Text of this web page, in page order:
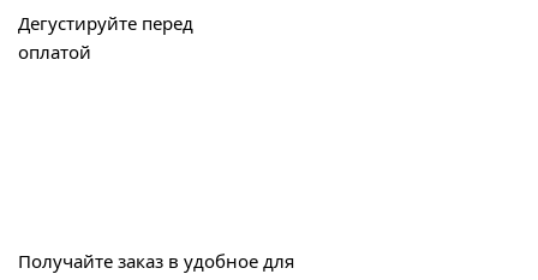
Дегустируйте перед
оплатой
Получайте заказ в удобное для